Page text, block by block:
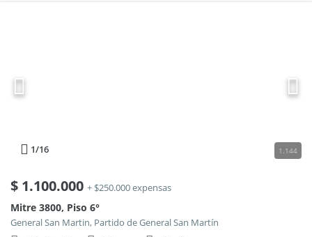
1/16 1.144
$ 1.100.000 + $250.000 expensas
Mitre 3800, Piso 6°
General San Martin, Partido de General San Martín